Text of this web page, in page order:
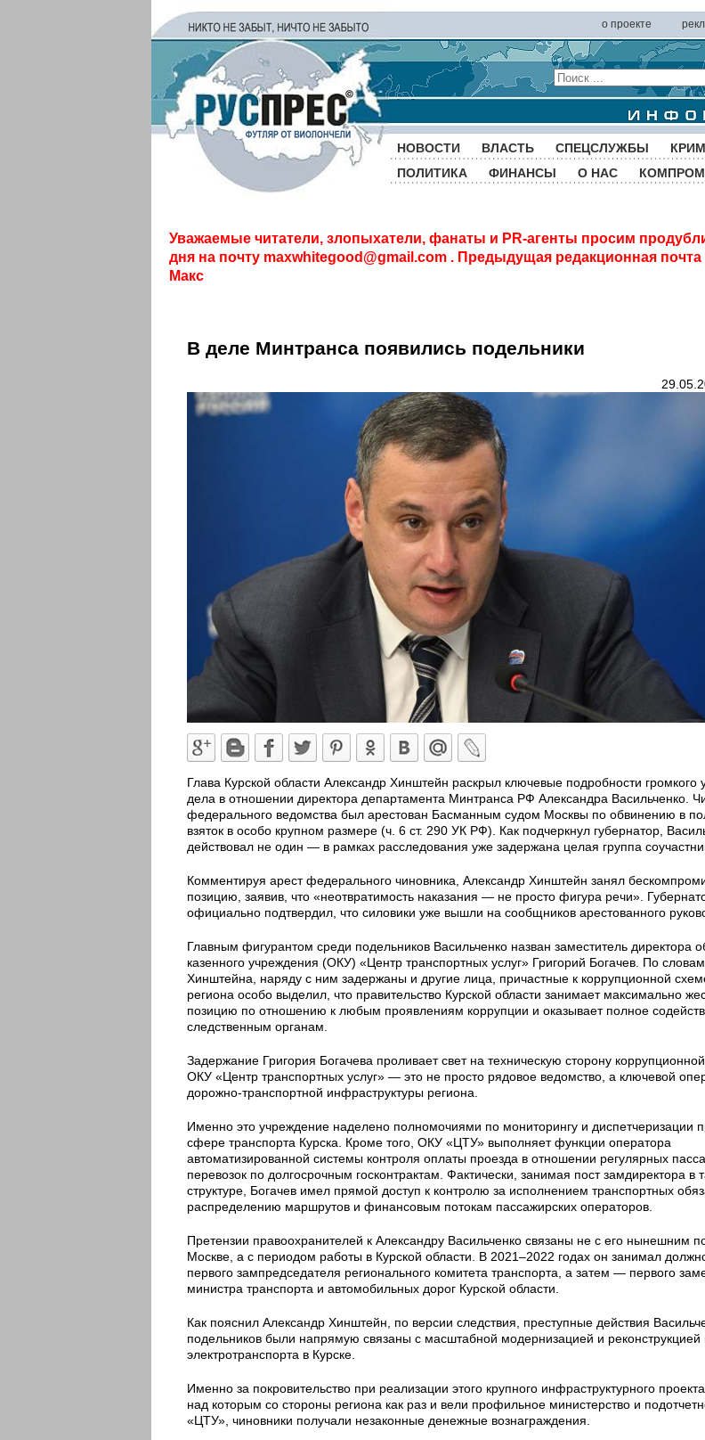
о проекте
НОВОСТИ ВЛАСТЬ СПЕЦСЛУЖБЫ
ПОЛИТИКА
ФИНАНСЫ О НАС
Уважаемые читатели, злопыхатели, фанаты и PR-агенты просим
дня на почту maxwhitegood@gmail.com . Предыдущая редакционная почта
Макс
В деле Минтранса появились подельники
Глава Курской области Александр Хинштейн раскрыл ключевые подробности громкого
дела в отношении директора департамента Минтранса РФ Александра Васильченко.
федерального ведомства был арестован Басманным судом Москвы по обвинению в
взяток в особо крупном размере (ч. 6 ст. 290 УК РФ). Как подчеркнул губернатор,
действовал не один — в рамках расследования уже задержана целая группа
Комментируя арест федерального чиновника, Александр Хинштейн занял
позицию, заявив, что «неотвратимость наказания — не просто фигура речи».
официально подтвердил, что силовики уже вышли на сообщников арестованного
Главным фигурантом среди подельников Васильченко назван заместитель директора
казенного учреждения (ОКУ) «Центр транспортных услуг» Григорий Богачев. По словам
Хинштейна, наряду с ним задержаны и другие лица, причастные к коррупционной
региона особо выделил, что правительство Курской области занимает максимально
позицию по отношению к любым проявлениям коррупции и оказывает полное
следственным органам.
Задержание Григория Богачева проливает свет на техническую сторону коррупционной
ОКУ «Центр транспортных услуг» — это не просто рядовое ведомство, а ключевой
дорожно-транспортной инфраструктуры региона.
Именно это учреждение наделено полномочиями по мониторингу и диспетчеризации
сфере транспорта Курска. Кроме того, ОКУ «ЦТУ» выполняет функции оператора
автоматизированной системы контроля оплаты проезда в отношении регулярных
перевозок по долгосрочным госконтрактам. Фактически, занимая пост замдиректора в
структуре, Богачев имел прямой доступ к контролю за исполнением транспортных
распределению маршрутов и финансовым потокам пассажирских операторов.
Претензии правоохранителей к Александру Васильченко связаны не с его нынешним
Москве, а с периодом работы в Курской области. В 2021–2022 годах он занимал
первого зампредседателя регионального комитета транспорта, а затем — первого
министра транспорта и автомобильных дорог Курской области.
Как пояснил Александр Хинштейн, по версии следствия, преступные действия
подельников были напрямую связаны с масштабной модернизацией и реконструкцией
электротранспорта в Курске.
Именно за покровительство при реализации этого крупного инфраструктурного
над которым со стороны региона как раз и вели профильное министерство и
«ЦТУ», чиновники получали незаконные денежные вознаграждения.